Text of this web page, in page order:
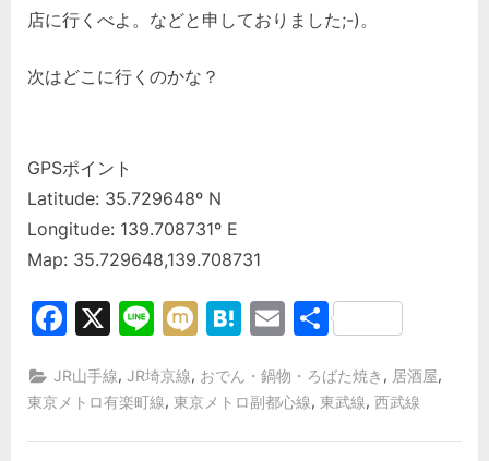
店に行くべよ。などと申しておりました;-)。
次はどこに行くのかな？
GPSポイント
Latitude: 35.729648º N
Longitude: 139.708731º E
Map: 35.729648,139.708731
Facebook
X LineMixiHatena
Email
共
JR山手線,JR埼京線, おでん・鍋物・ろばた焼き , 居酒屋,
東京メトロ有楽町線, 東京メトロ副都心線, 東武線, 西武線